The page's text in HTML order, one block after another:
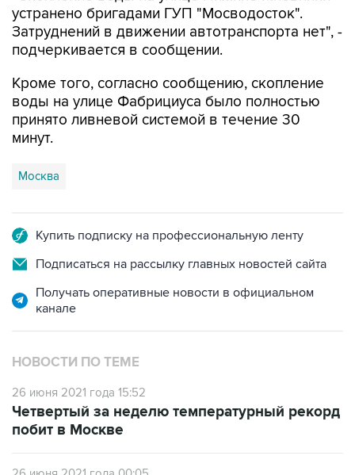
устранено бригадами ГУП "Мосводосток".
Затруднений в движении автотранспорта нет", -
подчеркивается в сообщении.
Кроме того, согласно сообщению, скопление
воды на улице Фабрициуса было полностью
принято ливневой системой в течение 30
минут.
Москва
Купить подписку на профессиональную ленту
Подписаться на рассылку главных новостей сайта
Получать оперативные новости в официальном
канале
НОВОСТИ ПО ТЕМЕ
26 июня 2021 года 15:52
Четвертый за неделю температурный рекорд
побит в Москве